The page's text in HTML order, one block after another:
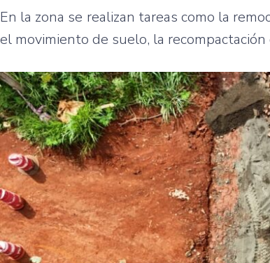
En la zona se realizan tareas como la
el movimiento de suelo, la